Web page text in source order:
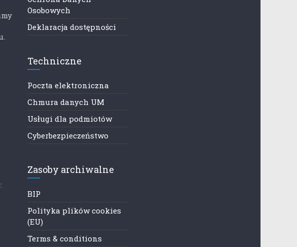
Osobowych
Deklaracja dostępności
Techniczne
Poczta elektroniczna
Chmura danych UM
Usługi dla podmiotów
Cyberbezpieczeństwo
Zasoby archiwalne
BIP
Polityka plików cookies
(EU)
Terms & conditions